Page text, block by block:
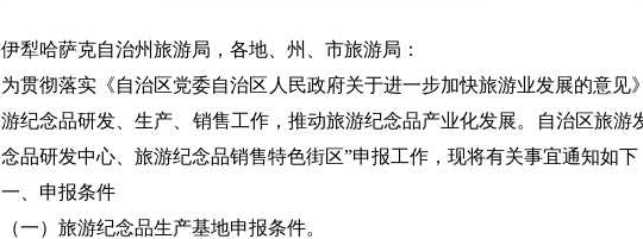
伊犁哈萨克自治州旅游局，各地、州、市旅游局：
为贯彻落实《自治区党委自治区人民政府关于进一步加快旅游业发展的意见
游纪念品研发、生产、销售工作，推动旅游纪念品产业化发展。自治区旅
念品研发中心、旅游纪念品销售特色街区”申报工作，现将有关事宜通知如下
一、申报条件
（一）旅游纪念品生产基地申报条件。